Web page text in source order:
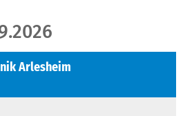
Arlesheim